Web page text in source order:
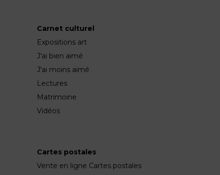
Carnet culturel
Expositions art
J'ai bien aimé
J'ai moins aimé
Lectures
Matrimoine
Vidéos
Cartes postales
Vente en ligne Cartes postales